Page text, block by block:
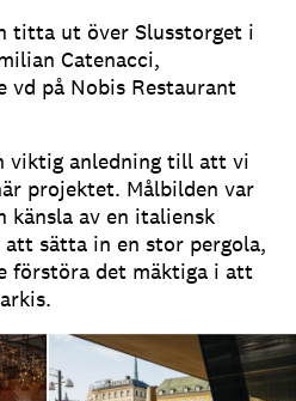
titta ut över Slusstorget i
Catenacci,
vd på Nobis Restaurant
viktig anledning till att vi
projektet. Målbilden var
känsla av en italiensk
att sätta in en stor pergola,
förstöra det mäktiga i att
.